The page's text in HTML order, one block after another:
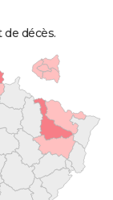
décès.